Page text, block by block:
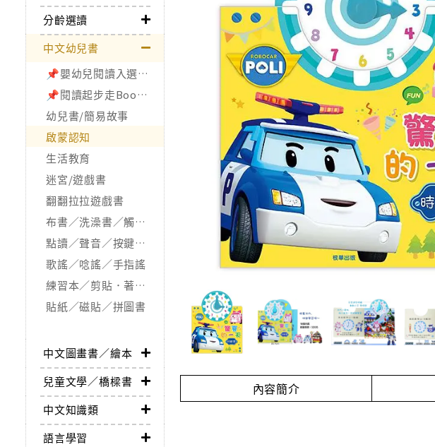
分齡選讀
中文幼兒書
📌嬰幼兒閱讀入選書單
📌閱讀起步走Bookstart
幼兒書/簡易故事
啟蒙認知
生活教育
迷宮/遊戲書
翻翻拉拉遊戲書
布書／洗澡書／觸摸書
點讀／聲音／按鍵／發光書
歌謠／唸謠／手指謠
練習本／剪貼．著色本
貼紙／磁貼／拼圖書
中文圖畫書／繪本
兒童文學／橋樑書
中文知識類
語言學習
內容簡介